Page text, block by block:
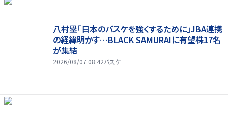
八村塁「日本のバスケを強くするために」JBA連携
の経緯明かす…BLACK SAMURAIに有望株17名
が集結
2026/08/07 08:42バスケ